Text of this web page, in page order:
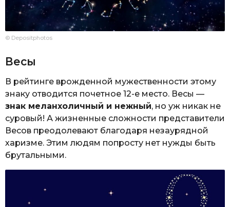
© Depositphotos
Весы
В рейтинге врожденной мужественности этому
знаку отводится почетное 12-е место. Весы —
знак меланхоличный и нежный, но уж никак не
суровый! А жизненные сложности представители
Весов преодолевают благодаря незаурядной
харизме. Этим людям попросту нет нужды быть
брутальными.